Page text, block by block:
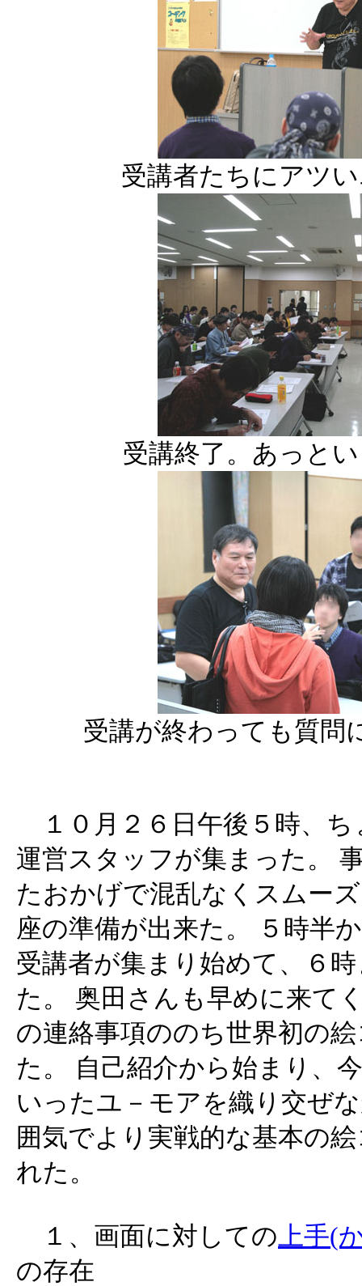
受講者たちにアツ
受講終了。あっと
受講が終わっても質問
１０月２６日午後５時、
運営スタッフが集まった。
たおかげで混乱なくスムー
座の準備が出来た。 ５時半
受講者が集まり始めて、６
た。 奥田さんも早めに来て
の連絡事項ののち世界初の
た。 自己紹介から始まり、
いったユ－モアを織り交ぜ
囲気でより実戦的な基本の
れた。
１、画面に対しての上手(
の存在